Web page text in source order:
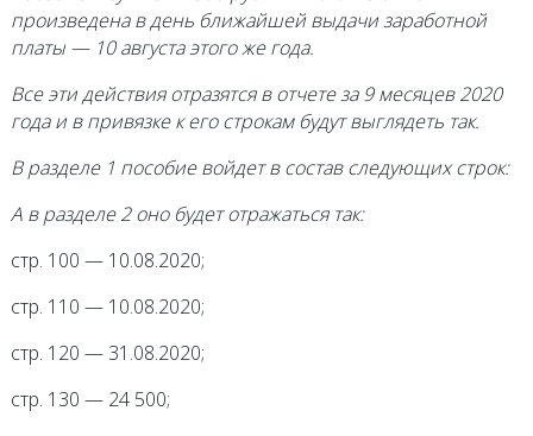
произведена в день ближайшей выдачи заработной
платы — 10 августа этого же года.
Все эти действия отразятся в отчете за 9 месяцев 2020
года и в привязке к его строкам будут выглядеть так.
В разделе 1 пособие войдет в состав следующих строк:
А в разделе 2 оно будет отражаться так:
стр. 100 — 10.08.2020;
стр. 110 — 10.08.2020;
стр. 120 — 31.08.2020;
стр. 130 — 24 500;